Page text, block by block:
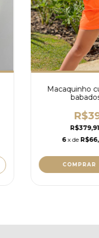
Macaquinho
6 x de
COMPRAR